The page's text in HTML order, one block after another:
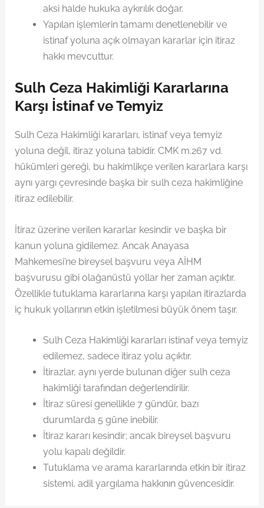
aksi halde hukuka aykırılık doğar.
Yapılan işlemlerin tamamı denetlenebilir ve
istinaf yoluna açık olmayan kararlar için itiraz
hakkı mevcuttur.
Sulh Ceza Hakimliği Kararlarına
Karşı İstinaf ve Temyiz
Sulh Ceza Hakimliği kararları, istinaf veya temyiz
yoluna değil, itiraz yoluna tabidir. CMK m.267 vd.
hükümleri gereği, bu hakimlikçe verilen kararlara karşı
aynı yargı çevresinde başka bir sulh ceza hakimliğine
itiraz edilebilir.
İtiraz üzerine verilen kararlar kesindir ve başka bir
kanun yoluna gidilemez. Ancak Anayasa
Mahkemesi’ne bireysel başvuru veya AİHM
başvurusu gibi olağanüstü yollar her zaman açıktır.
Özellikle tutuklama kararlarına karşı yapılan itirazlarda
iç hukuk yollarının etkin işletilmesi büyük önem taşır.
Sulh Ceza Hakimliği kararları istinaf veya temyiz
edilemez, sadece itiraz yolu açıktır.
İtirazlar, aynı yerde bulunan diğer sulh ceza
hakimliği tarafından değerlendirilir.
İtiraz süresi genellikle 7 gündür, bazı
durumlarda 5 güne inebilir.
İtiraz kararı kesindir; ancak bireysel başvuru
yolu kapalı değildir.
Tutuklama ve arama kararlarında etkin bir itiraz
sistemi, adil yargılama hakkının güvencesidir.